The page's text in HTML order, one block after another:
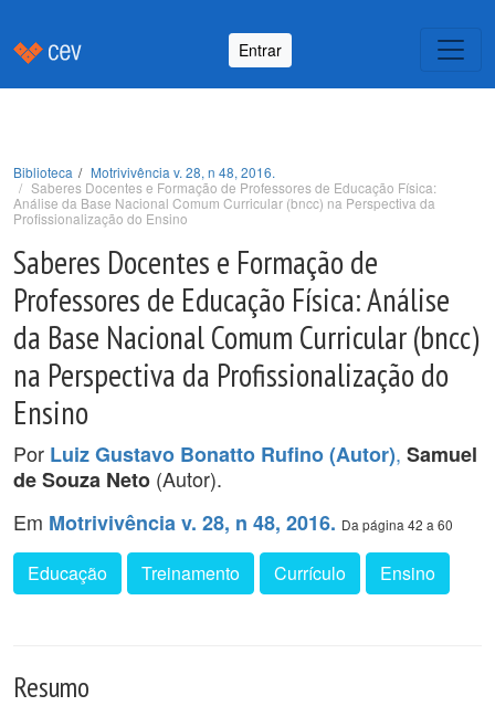
Entrar
Biblioteca
Motrivivência v. 28, n 48, 2016.
Saberes Docentes e Formação de Professores de Educação Física:
Análise da Base Nacional Comum Curricular (bncc) na Perspectiva da
Profissionalização do Ensino
Saberes Docentes e Formação de
Professores de Educação Física: Análise
da Base Nacional Comum Curricular (bncc)
na Perspectiva da Profissionalização do
Ensino
Por Luiz Gustavo Bonatto Rufino (Autor), Samuel
de Souza Neto (Autor).
Em Motrivivência v. 28, n 48, 2016. Da página 42 a 60
Educação Treinamento Currículo Ensino
Resumo